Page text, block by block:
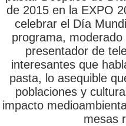
de 2015 en la EXPO
celebrar el Día
programa,
presentador de
interesantes que
pasta, lo asequible
poblaciones y
impacto
mesas